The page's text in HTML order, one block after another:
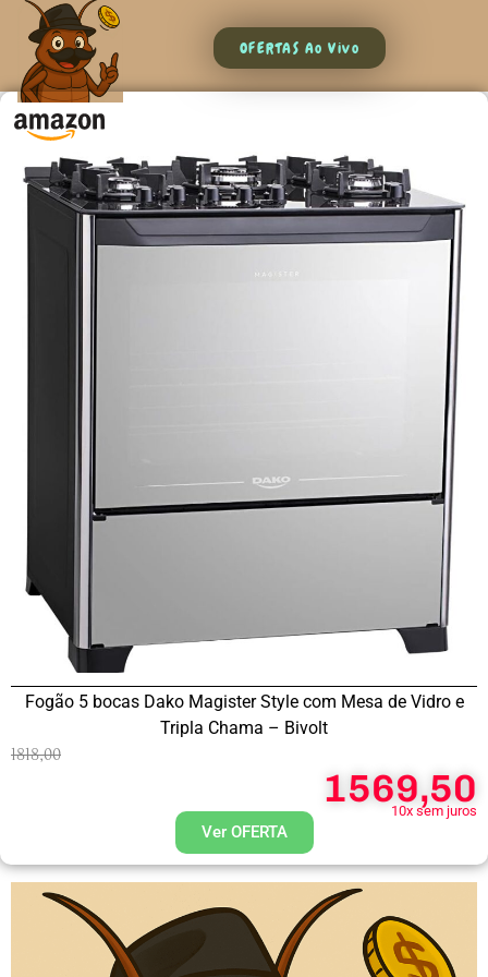
OFERTAS Ao Vivo
Fogão 5 bocas Dako Magister Style com Mesa de Vidro e
Tripla Chama – Bivolt
1818,00
1569,50
10x sem juros
Ver OFERTA